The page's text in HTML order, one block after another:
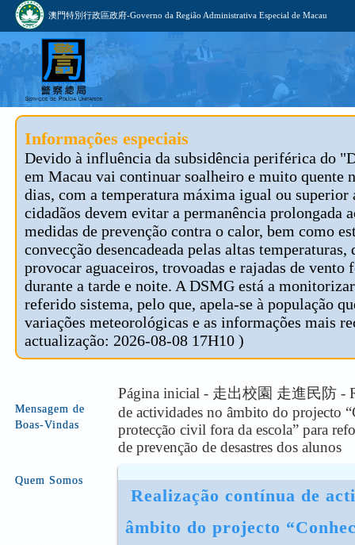
澳門特別行政區政府-Governo da Região Administrativa Especial de Macau
Informações especiais
Devido à influência da subsidência periférica do
em Macau vai continuar soalheiro e muito quente
dias, com a temperatura máxima igual ou superior
cidadãos devem evitar a permanência prolongada
medidas de prevenção contra o calor, bem como
convecção desencadeada pelas altas temperaturas,
provocar aguaceiros, trovoadas e rajadas de vento
durante a tarde e noite. A DSMG está a
referido sistema, pelo que, apela-se à população
variações meteorológicas e as informações mais
actualização: 2026-08-08 17H10 )
Mensagem de
Boas-Vindas
Quem Somos
Página inicial - 走出校園 走進民防 -
de actividades no âmbito do projecto
protecção civil fora da escola” para
de prevenção de desastres dos alunos
âmbito do projecto